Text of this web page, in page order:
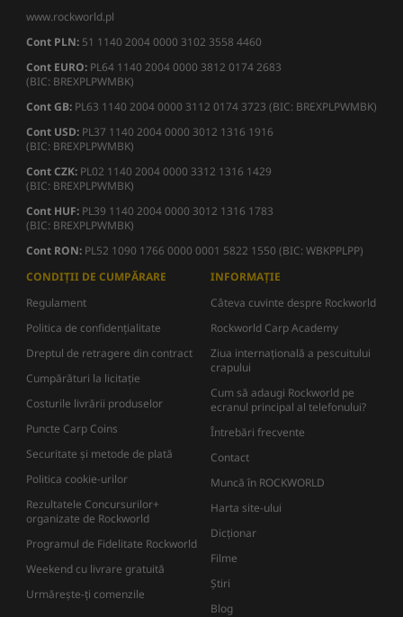
www.rockworld.pl
Cont PLN: 51 1140 2004 0000 3102 3558 4460
Cont EURO: PL64 1140 2004 0000 3812 0174 2683
(BIC: BREXPLPWMBK)
Cont GB: PL63 1140 2004 0000 3112 0174 3723 (BIC: BREXPLPWMBK)
Cont USD: PL37 1140 2004 0000 3012 1316 1916
(BIC: BREXPLPWMBK)
Cont CZK: PL02 1140 2004 0000 3312 1316 1429
(BIC: BREXPLPWMBK)
Cont HUF: PL39 1140 2004 0000 3012 1316 1783
(BIC: BREXPLPWMBK)
Cont RON: PL52 1090 1766 0000 0001 5822 1550 (BIC: WBKPPLPP)
CONDIȚII DE CUMPĂRARE
Regulament
Politica de confidențialitate
Dreptul de retragere din contract
Cumpărături la licitație
Costurile livrării produselor
Puncte Carp Coins
Securitate și metode de plată
Politica cookie-urilor
Rezultatele Concursurilor+
organizate de Rockworld
Programul de Fidelitate Rockworld
Weekend cu livrare gratuită
Urmărește-ți comenzile
INFORMAȚIE
Câteva cuvinte despre Rockworld
Rockworld Carp Academy
Ziua internațională a pescuitului
crapului
Cum să adaugi Rockworld pe
ecranul principal al telefonului?
Întrebări frecvente
Contact
Muncă în ROCKWORLD
Harta site-ului
Dicţionar
Filme
Știri
Blog